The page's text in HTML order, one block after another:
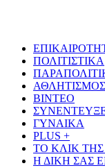
ΠΟΛΙΤΙΣΤΙΚΑ
ΑΘΛΗΤΙΣΜΟΣ
ΒΙΝΤΕΟ
ΓΥΝΑΙΚΑ
PLUS +
ΤΟ ΚΛΙΚ
Η ΔΙΚΗ ΣΑΣ